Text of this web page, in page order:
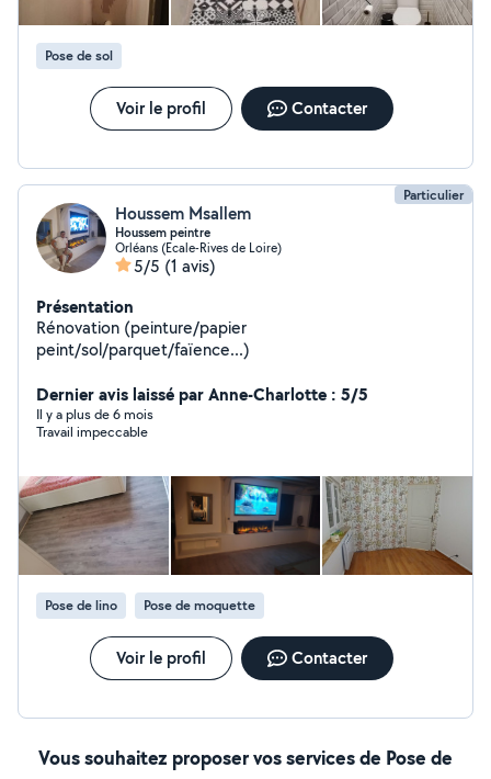
Pose de sol
Voir le profil Contacter
Particulier
Houssem Msallem
Houssem peintre
Orléans (Ecale-Rives de Loire)
5/5 (1 avis)
Présentation
Rénovation (peinture/papier
peint/sol/parquet/faïence...)
Dernier avis laissé par Anne-Charlotte : 5/5
Il y a plus de 6 mois
Travail impeccable
Pose de lino Pose de moquette
Voir le profil Contacter
Vous souhaitez proposer vos services de Pose de